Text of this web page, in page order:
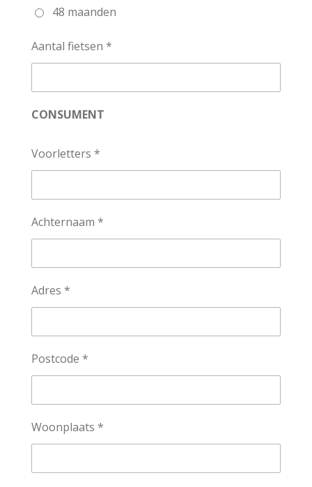
48 maanden
Aantal fietsen *
CONSUMENT
Voorletters *
Achternaam *
Adres *
Postcode *
Woonplaats *